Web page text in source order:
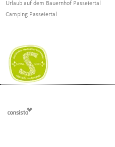
Urlaub auf dem Bauernhof Passeiertal
Camping Passeiertal